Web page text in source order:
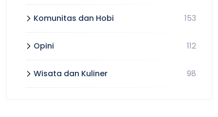
Komunitas dan Hobi 153
Opini 112
Wisata dan Kuliner 98